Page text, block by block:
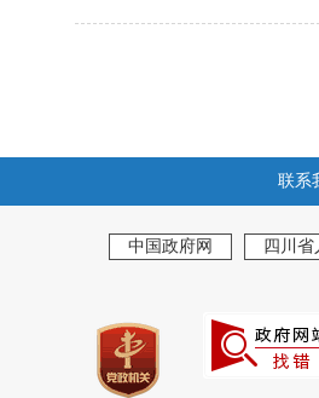
联系
中国政府网 四川省